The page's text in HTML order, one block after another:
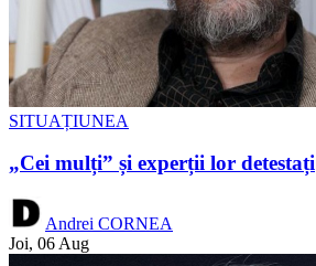
SITUAȚIUNEA
„Cei mulți” și experții lor detestați
Andrei CORNEA
Joi, 06 Aug